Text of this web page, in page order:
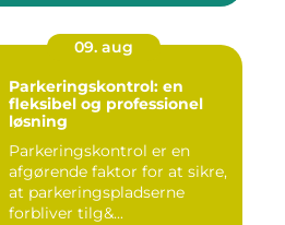
09. aug
Parkeringskontrol: en
fleksibel og professionel
løsning
Parkeringskontrol er en
afgørende faktor for at sikre,
at parkeringspladserne
forbliver tilg&...